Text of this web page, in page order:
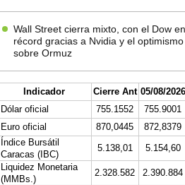
Wall Street cierra mixto, con el Dow en
récord gracias a Nvidia y el optimismo
sobre Ormuz
Indicador Cierre Ant 05/08/2026
Dólar oficial
755.1552
755.9001
Euro oficial
870,0445
872,8379
Índice Bursátil
Caracas (IBC)
5.138,01
5.154,60
Liquidez Monetaria
(MMBs.)
2.328.582
2.390.884